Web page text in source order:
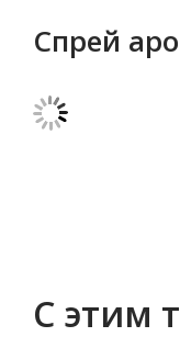
Спрей
С этим